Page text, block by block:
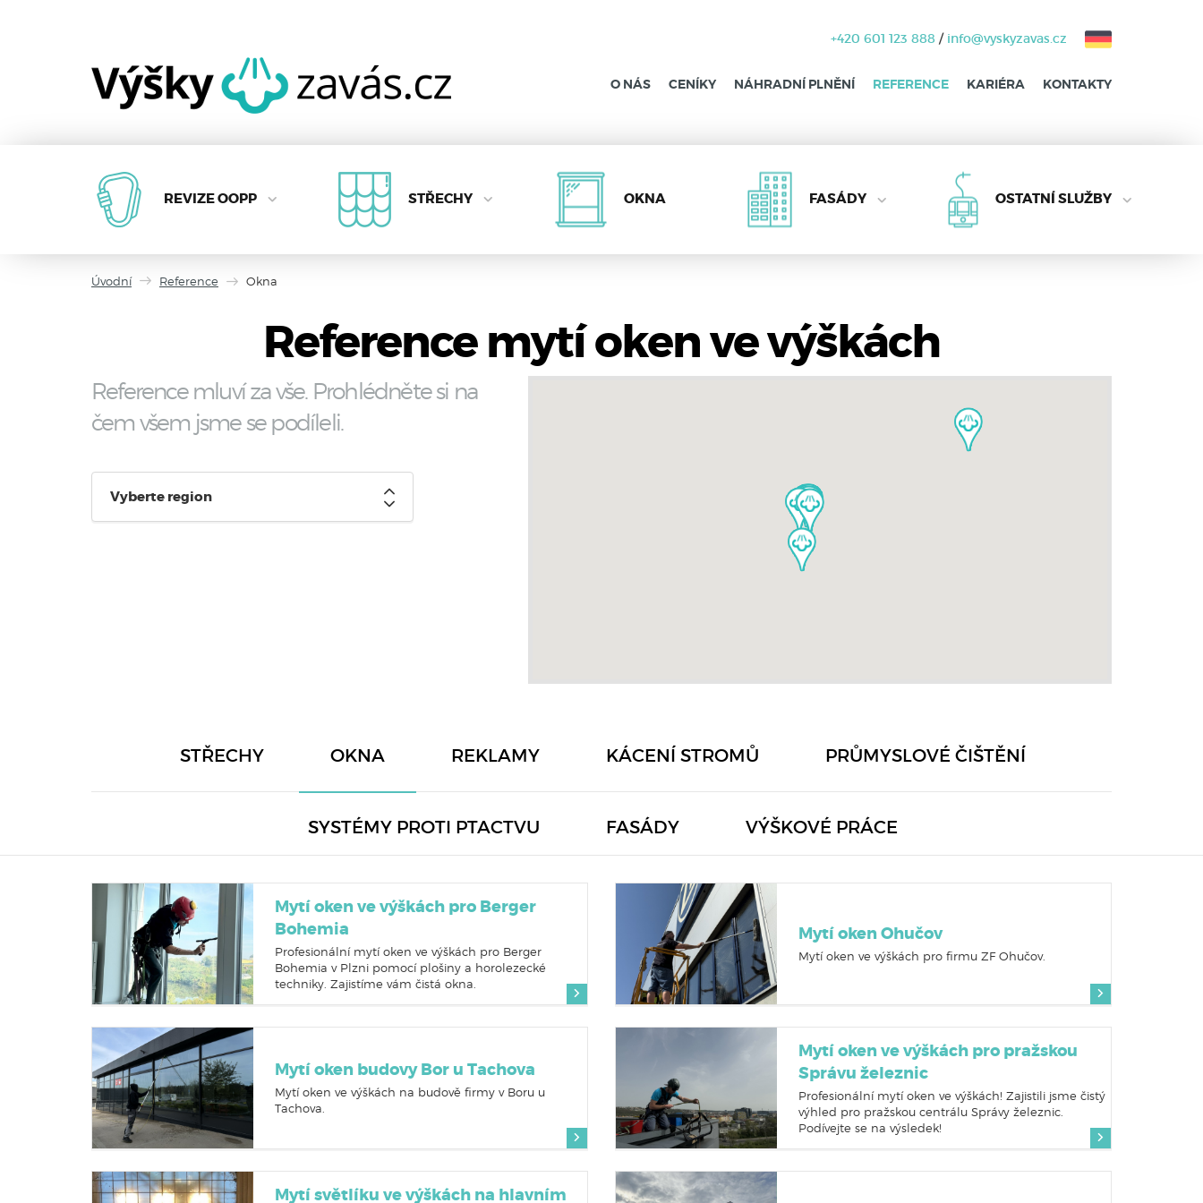
+420 601 123 888 / info@vyskyzavas.cz
O NÁS CENÍKY NÁHRADNÍ PLNĚNÍ REFERENCE KARIÉRA KONTAKTY
REVIZE OOPP STŘECHY OKNA FASÁDY OSTATNÍ SLUŽBY
Úvodní Reference Okna
Reference mytí oken ve výškách
Reference mluví za vše. Prohlédněte si na
čem všem jsme se podíleli.
Vyberte region
STŘECHY OKNA REKLAMY KÁCENÍ STROMŮ PRŮMYSLOVÉ ČIŠTĚNÍ
SYSTÉMY PROTI PTACTVU FASÁDY VÝŠKOVÉ PRÁCE
Mytí oken ve výškách pro Berger
Bohemia
Profesionální mytí oken ve výškách pro Berger
Bohemia v Plzni pomocí plošiny a horolezecké
techniky. Zajistíme vám čistá okna.
Mytí oken Ohučov
Mytí oken ve výškách pro firmu ZF Ohučov.
Mytí oken budovy Bor u Tachova
Mytí oken ve výškách na budově firmy v Boru u
Tachova.
Mytí oken ve výškách pro pražskou
Správu železnic
Profesionální mytí oken ve výškách! Zajistili jsme čistý
výhled pro pražskou centrálu Správy železnic.
Podívejte se na výsledek!
Mytí světlíku ve výškách na hlavním